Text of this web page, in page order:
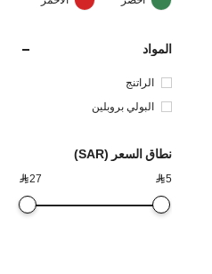
المواد
الراتنج
البولي بروبلين
نطاق السعر (SAR)
27 5